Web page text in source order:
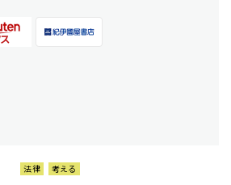
法律 考える